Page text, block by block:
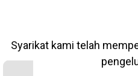
Syarikat kami telah